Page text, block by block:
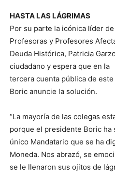
HASTA LAS LÁGRIMAS
Por su parte la icónica líder
Profesoras y Profesores
Deuda Histórica, Patricia
ciudadano y espera que en la
tercera cuenta pública de
Boric anuncie la solución.
“La mayoría de las colegas
porque el presidente Boric ha
único Mandatario que se ha
Moneda. Nos abrazó, se
se le llenaron sus ojitos de